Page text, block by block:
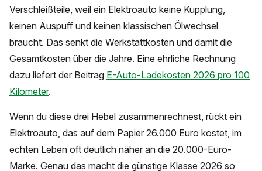
Verschleißteile, weil ein Elektroauto keine Kupplung,
keinen Auspuff und keinen klassischen Ölwechsel
braucht. Das senkt die Werkstattkosten und damit die
Gesamtkosten über die Jahre. Eine ehrliche Rechnung
dazu liefert der Beitrag E-Auto-Ladekosten 2026 pro 100
Kilometer.
Wenn du diese drei Hebel zusammenrechnest, rückt ein
Elektroauto, das auf dem Papier 26.000 Euro kostet, im
echten Leben oft deutlich näher an die 20.000-Euro-
Marke. Genau das macht die günstige Klasse 2026 so